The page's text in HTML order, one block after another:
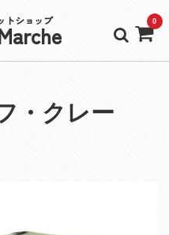
トショップ 0
・クレー